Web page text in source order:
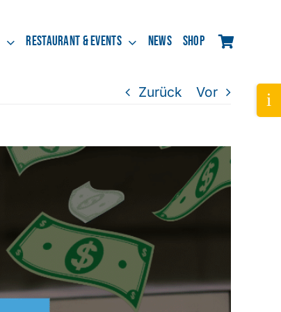
Restaurant & Events News Shop
Zurück Vor